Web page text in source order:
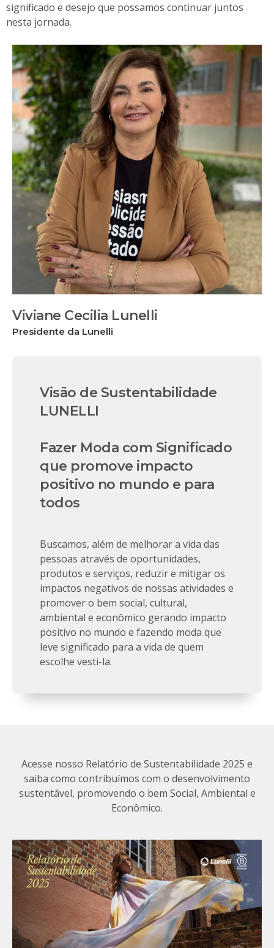
significado e desejo que possamos continuar juntos
nesta jornada.
Viviane Cecilia Lunelli
Presidente da Lunelli
Visão de Sustentabilidade
LUNELLI
Fazer Moda com Significado
que promove impacto
positivo no mundo e para
todos
Buscamos, além de melhorar a vida das
pessoas através de oportunidades,
produtos e serviços, reduzir e mitigar os
impactos negativos de nossas atividades e
promover o bem social, cultural,
ambiental e econômico gerando impacto
positivo no mundo e fazendo moda que
leve significado para a vida de quem
escolhe vesti-la.
Acesse nosso Relatório de Sustentabilidade 2025 e
saiba como contribuímos com o desenvolvimento
sustentável, promovendo o bem Social, Ambiental e
Econômico.